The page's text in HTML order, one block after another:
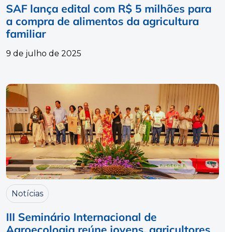
SAF lança edital com R$ 5 milhões para
a compra de alimentos da agricultura
familiar
9 de julho de 2025
Notícias
III Seminário Internacional de